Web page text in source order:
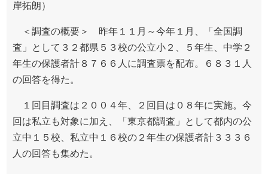
岸拓朗）
＜調査の概要＞ 昨年１１月～今年１月、「全国調
査」として３２都県５３校の公立小２、５年生、中学２
年生の保護者計８７６６人に調査票を配布。６８３１人
の回答を得た。
１回目調査は２００４年、２回目は０８年に実施。今
回は私立も対象に加え、「東京都調査」として都内の公
立中１５校、私立中１６校の２年生の保護者計３３３６
人の回答も集めた。